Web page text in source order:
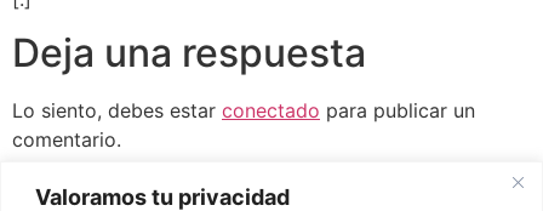
Valoramos tu privacidad
Deja una respuesta
Lo siento, debes estar conectado para publicar un
comentario.